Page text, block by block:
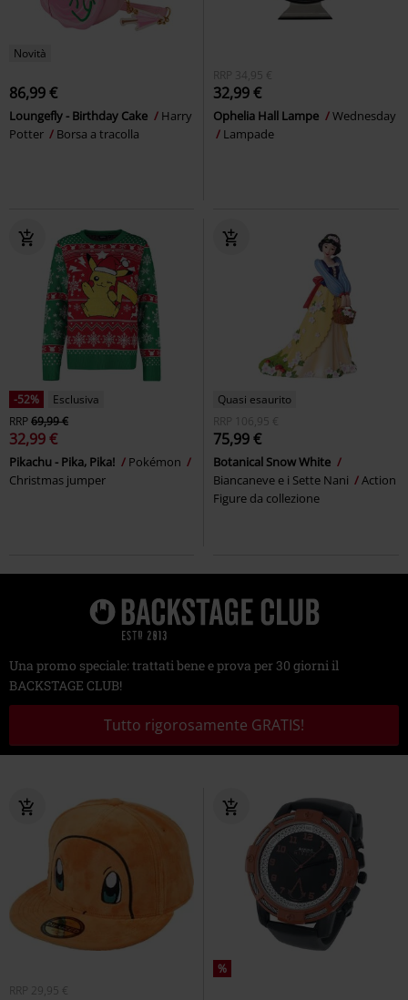
Novità
86,99 €
Loungefly - Birthday Cake
Harry
Potter
Borsa a tracolla
RRP 34,95 €
32,99 €
Ophelia Hall Lampe
Wednesday
Lampade
-52%
Esclusiva
RRP69,99 €
32,99 €
Pikachu - Pika, Pika!
Pokémon
Christmas jumper
Quasi esaurito
RRP
106,95 €
75,99 €
Botanical Snow White
Biancaneve e i Sette Nani
Action
Figure da collezione
Una promo speciale: trattati bene e prova per 30 giorni il
BACKSTAGE CLUB!
Tutto rigorosamente GRATIS!
RRP 29,95 €
%